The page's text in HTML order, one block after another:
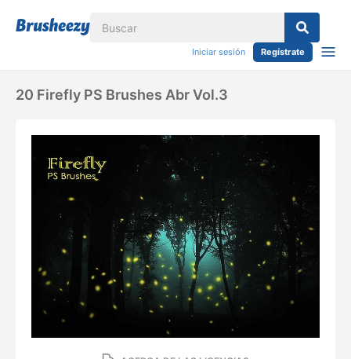
Iniciar sesión Regístrate
20 Firefly PS Brushes Abr Vol.3